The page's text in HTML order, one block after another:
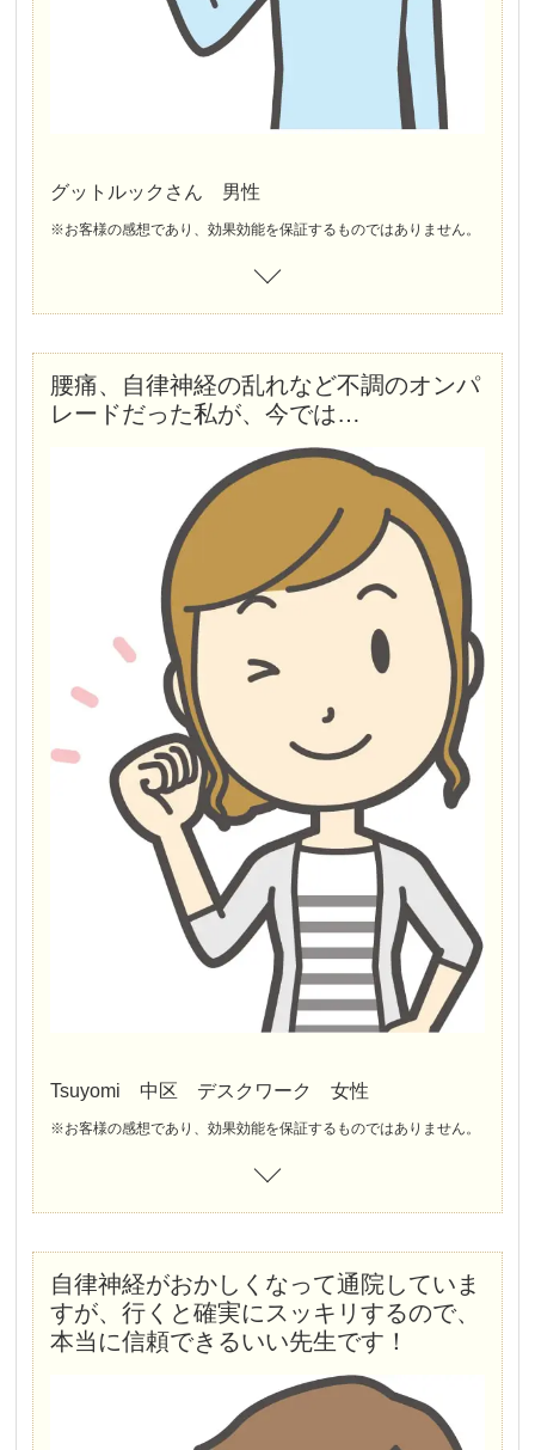
グットルックさん 男性
※お客様の感想であり、効果効能を保証するものではありません。
腰痛、自律神経の乱れなど不調のオンパ
レードだった私が、今では…
Tsuyomi 中区 デスクワーク 女性
※お客様の感想であり、効果効能を保証するものではありません。
自律神経がおかしくなって通院していま
すが、行くと確実にスッキリするので、
本当に信頼できるいい先生です！